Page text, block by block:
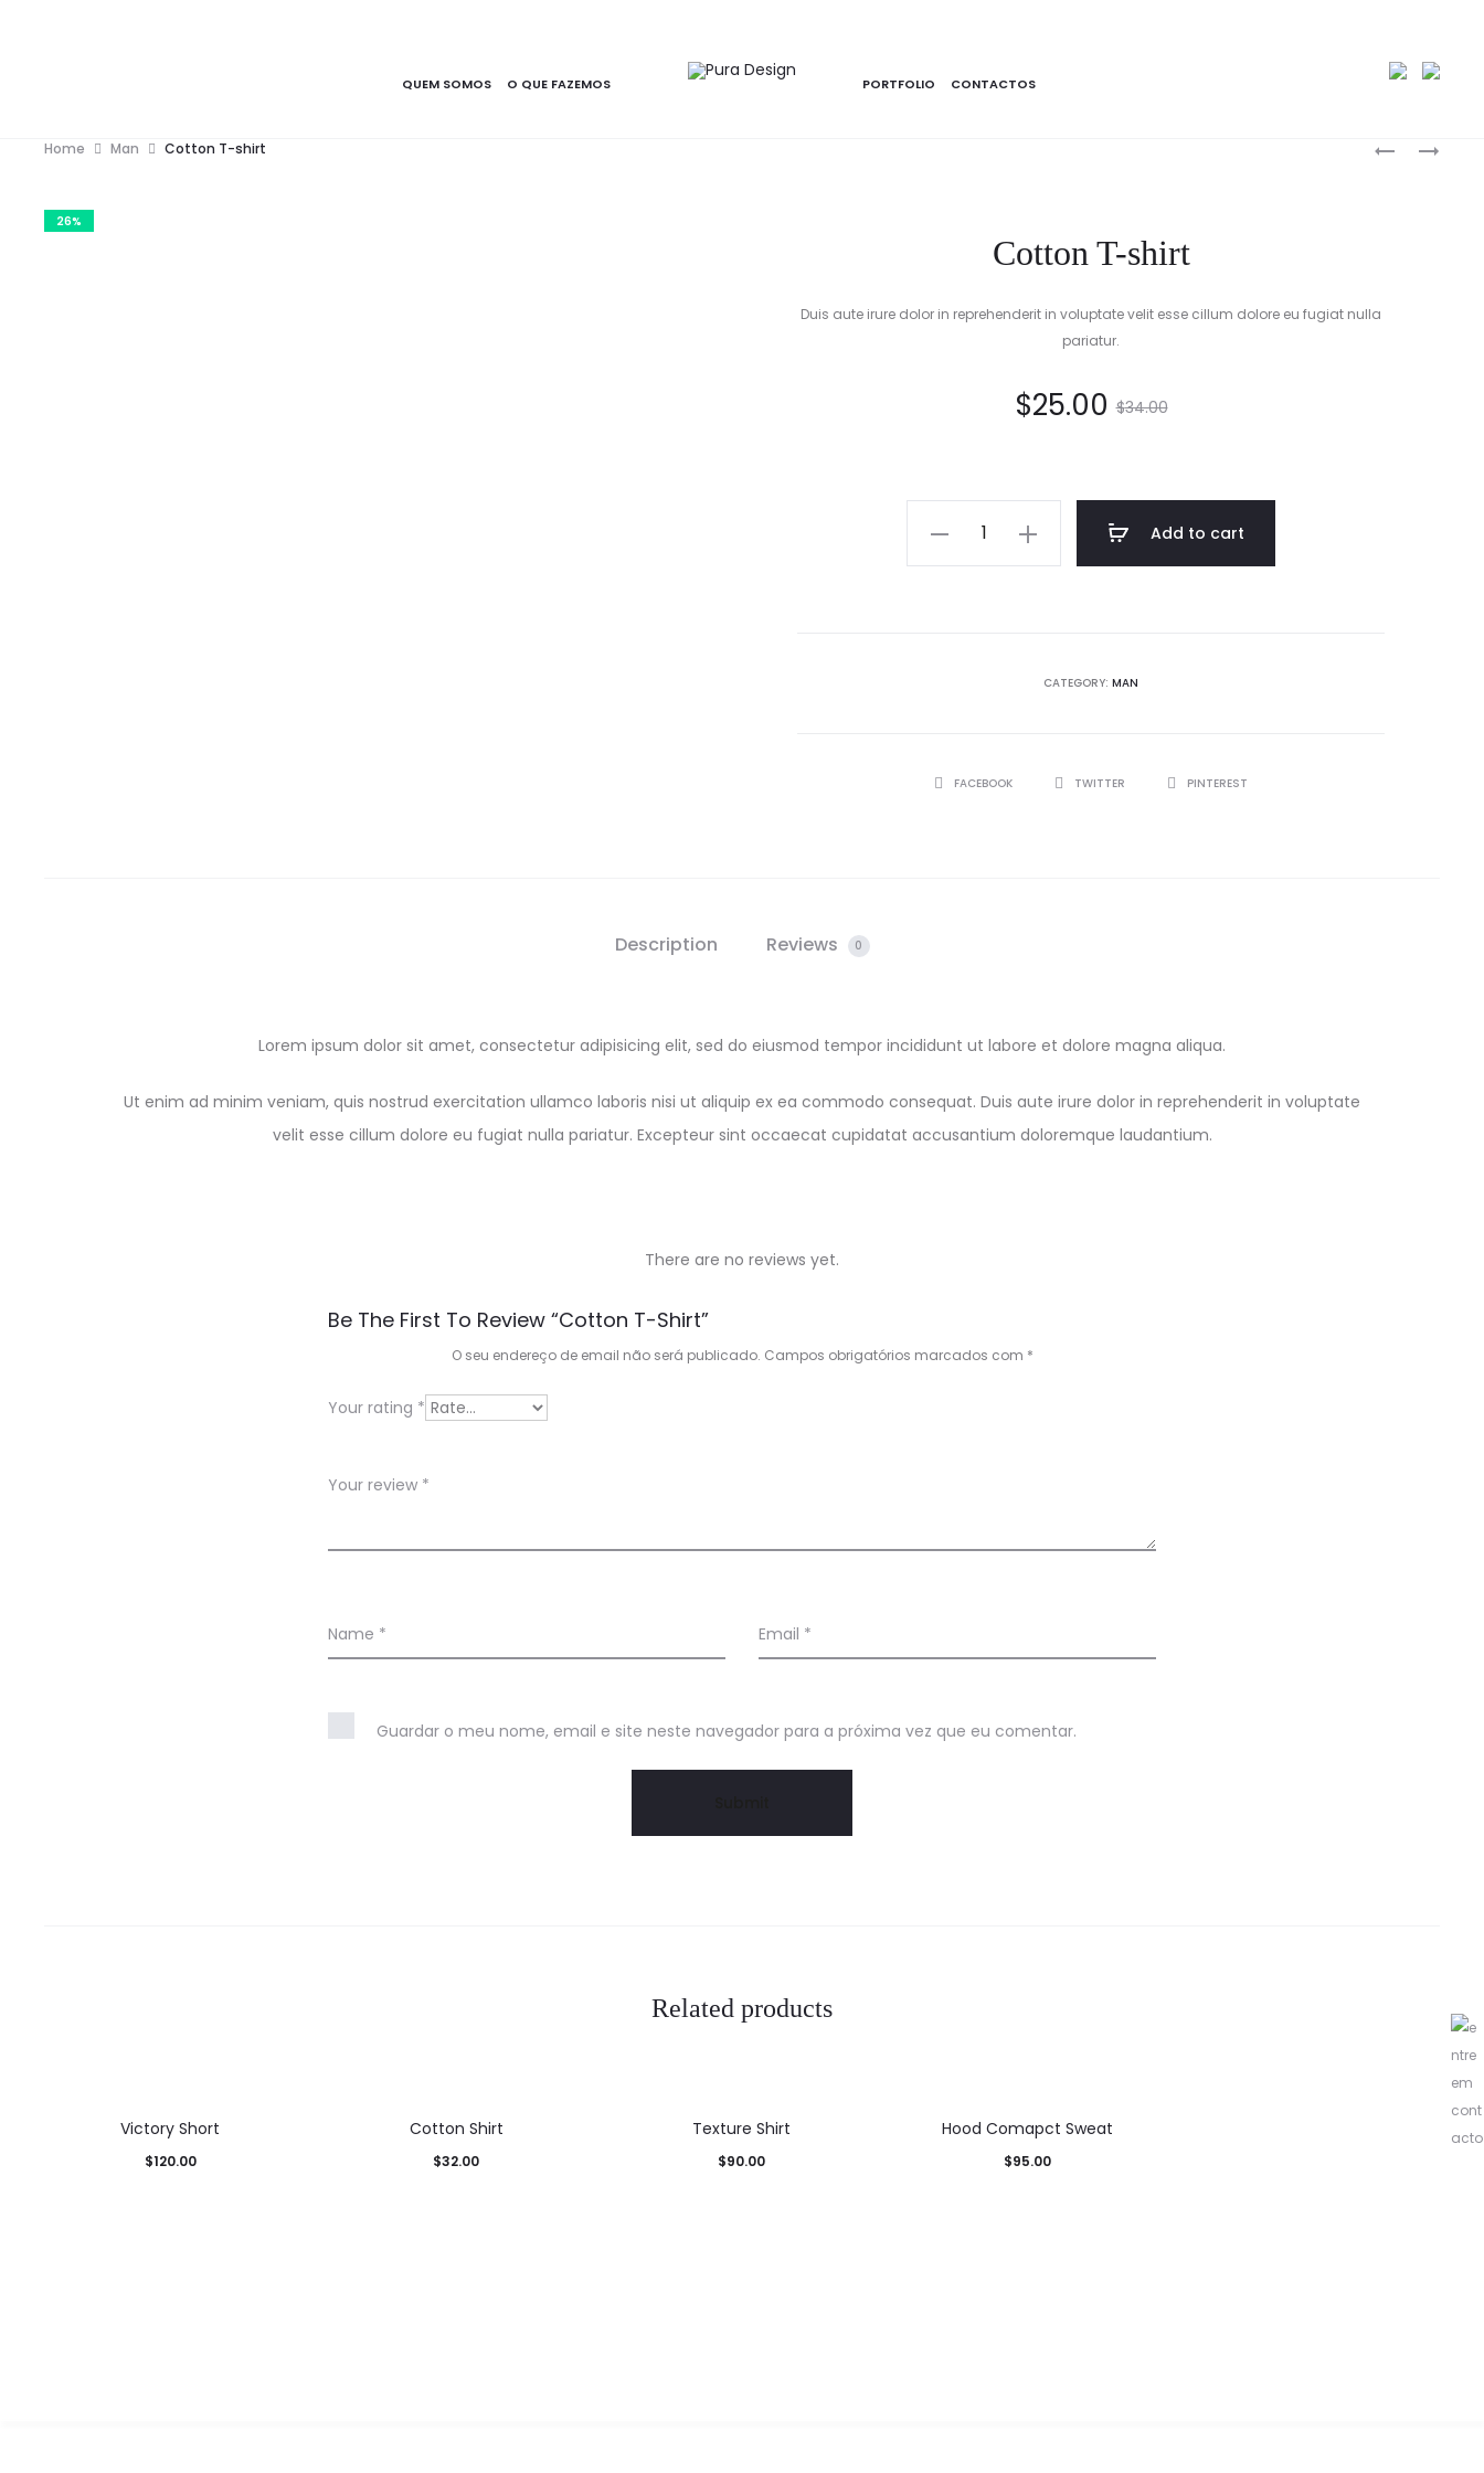
QUEM SOMOS O QUE FAZEMOS PORTFOLIO CONTACTOS
COTTON
CREWNECK
Home Man Cotton T-shirt
26%
Cotton T-shirt
Duis aute irure dolor in reprehenderit in voluptate velit esse cillum dolore eu fugiat nulla
pariatur.
$34.00
$25.00
Add to cart
CATEGORY: MAN
SHAREFACEBOOK TWITTER PINTEREST
Description Reviews 0
Lorem ipsum dolor sit amet, consectetur adipisicing elit, sed do eiusmod tempor incididunt ut labore et dolore magna aliqua.
Ut enim ad minim veniam, quis nostrud exercitation ullamco laboris nisi ut aliquip ex ea commodo consequat. Duis aute irure dolor in reprehenderit in voluptate
velit esse cillum dolore eu fugiat nulla pariatur. Excepteur sint occaecat cupidatat accusantium doloremque laudantium.
R
v
e
s
There are no reviews yet.
Be The First To Review “Cotton T-Shirt”
O seu endereço de email não será publicado. Campos obrigatórios marcados com *
Your rating *
Your review *
Name * Email *
Guardar o meu nome, email e site neste navegador para a próxima vez que eu comentar.
Related products
Victory Short
$120.00
Cotton Shirt
$32.00
Texture Shirt
$90.00
Hood Comapct Sweat
$95.00